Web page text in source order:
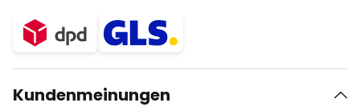
Kundenmeinungen